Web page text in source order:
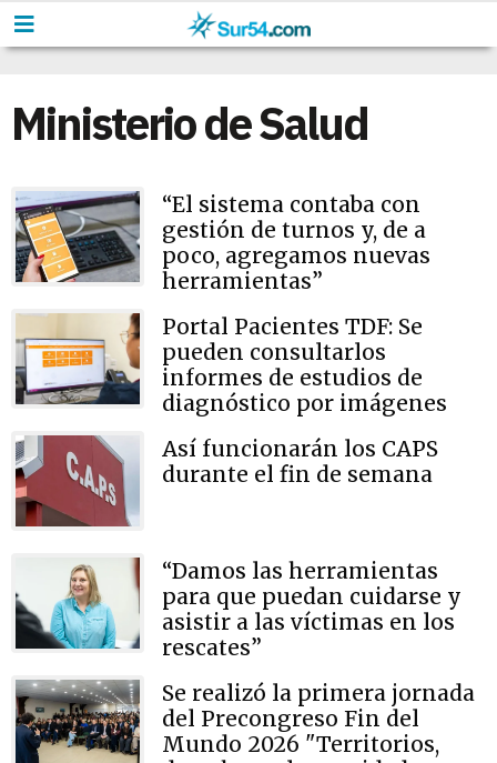
Ministerio de Salud
“El sistema contaba con
gestión de turnos y, de a
poco, agregamos nuevas
herramientas”
Portal Pacientes TDF: Se
pueden consultarlos
informes de estudios de
diagnóstico por imágenes
Así funcionarán los CAPS
durante el fin de semana
“Damos las herramientas
para que puedan cuidarse y
asistir a las víctimas en los
rescates”
Se realizó la primera jornada
del Precongreso Fin del
Mundo 2026 "Territorios,